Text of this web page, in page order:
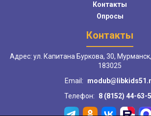
Контакты
Опросы
Контакты
Адрес: ул. Капитана Буркова, 30,
183025
Email:
Телефон:
8 (8152) 44-63-